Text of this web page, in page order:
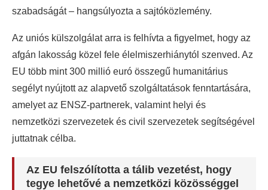
szabadságát – hangsúlyozta a sajtóközlemény.
Az uniós külszolgálat arra is felhívta a figyelmet, hogy az
afgán lakosság közel fele élelmiszerhiánytól szenved. Az
EU több mint 300 millió euró összegű humanitárius
segélyt nyújtott az alapvető szolgáltatások fenntartására,
amelyet az ENSZ-partnerek, valamint helyi és
nemzetközi szervezetek és civil szervezetek segítségével
juttatnak célba.
Az EU felszólította a tálib vezetést, hogy
tegye lehetővé a nemzetközi közösséggel